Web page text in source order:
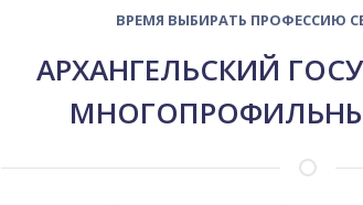
ВРЕМЯ ВЫБИРАТЬ ПРОФЕССИЮ
АРХАНГЕЛЬСКИЙ